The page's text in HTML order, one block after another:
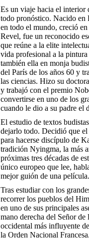
Es un viaje hacia el interior
todo pronóstico. Nacido en
en todo el mundo, creció
Revel, fue un reconocido
que reúne a la elite
vida profesional a la
también ella en monja
del París de los años 60 y
las ciencias. Hizo su
y trabajó con el premio
convertirse en uno de los
cuando le dio a su padre el
El estudio de textos
dejarlo todo. Decidió que
para hacerse discípulo de
tradición Nyingma, la más
próximas tres décadas de
único europeo que lee,
mejor guión de una película.
Tras estudiar con los
recorrer los pueblos del
en uno de sus principales
mano derecha del Señor
occidental más influyente
la Orden Nacional Francesa.